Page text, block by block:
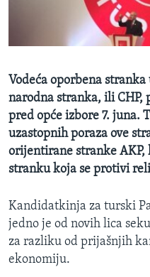
O GLASU AMERIKE
Learning English
PRATITE NAS
Vodeća oporbena
narodna stranka, ili
pred opće izbore 7. juna.
uzastopnih poraza ove
orijentirane stranke AKP,
stranku koja se protivi
Kandidatkinja za turski
jedno je od novih lica
za razliku od prijašnjih
ekonomiju.